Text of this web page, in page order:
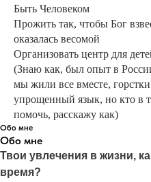
Быть Человеком
Прожить так, чтобы Бог
оказалась весомой
Организовать центр для
(Знаю как, был опыт в
мы жили все вместе,
упрощенный язык, но кто в
помочь, расскажу как)
Обо мне
Обо мне
Твои увлечения в жизни,
время?